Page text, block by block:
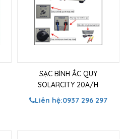
SẠC BÌNH ẮC QUY
SOLARCITY 20A/H
Liên hệ:0937 296 297